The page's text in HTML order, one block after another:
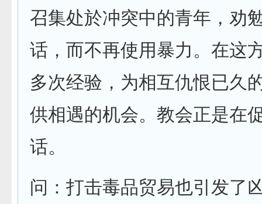
召集处於冲突中的青年，劝
话，而不再使用暴力。在这
多次经验，为相互仇恨已久
供相遇的机会。教会正是在
话。
问：打击毒品贸易也引发了